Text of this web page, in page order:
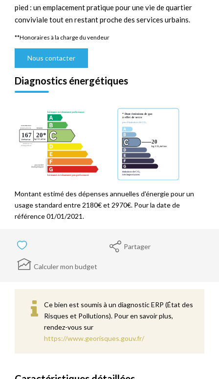
pied : un emplacement pratique pour une vie de quartier
conviviale tout en restant proche des services urbains.
**Honoraires à la charge du vendeur
Nous contacter
Diagnostics énergétiques
Montant estimé des dépenses annuelles d'énergie pour un
usage standard entre 2180€ et 2970€. Pour la date de
référence 01/01/2021.
Partager
Calculer mon budget
Ce bien est soumis à un diagnostic ERP (État des
Risques et Pollutions). Pour en savoir plus,
rendez-vous sur
https://www.georisques.gouv.fr/